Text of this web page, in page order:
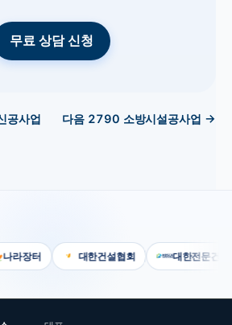
무료 상담 신청
공사업 다음 2790 소방시설공사업 →
장터 대한건설협회 대한전문건설협